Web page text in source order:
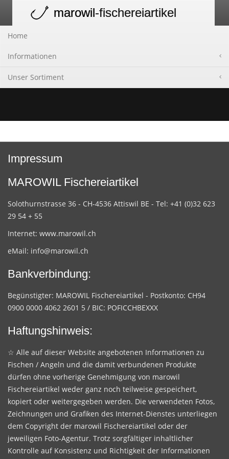
navigation
marowil-fischereiartikel
Home
Informationen
Unser Sortiment
Impressum
MAROWIL Fischereiartikel
Solothurnstrasse 36 - CH-4536 Attiswil BE - Tel: +41 (0)32 623
29 54 + 55
Internet: www.marowil.ch
eMail: info@marowil.ch
Bankverbindung:
Begünstigter: MAROWIL Fischereiartikel - Postkonto: CH94
0900 0000 4062 2601 5 / BIC: POFICCHBEXXX
Haftungshinweis:
☆ Alle auf dieser Website angebotenen Informationen zu
Fischen / Angeln und die damit verbundenen Produkte
dürfen ohne vorherige Genehmigung von marowil
Fischereiartikel weder ganz noch teilweise gespeichert,
kopiert oder weitergegeben werden. Die verwendeten Fotos,
Zeichnungen und Grafiken des Internet-Dienstes unterliegen
dem Copyright der marowil Fischereiartikel oder der
jeweiligen Foto-Agentur. Trotz sorgfältiger inhaltlicher
Kontrolle auf Konsistenz und Richtigkeit der Informationen